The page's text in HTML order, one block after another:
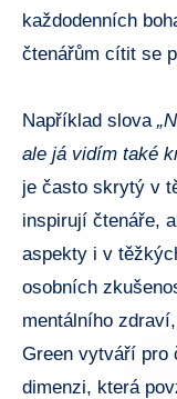
každodenních
čtenářům cítit se
Například slova
ale já vidím také
je často skrytý v
inspirují čtenáře,
aspekty i v
osobních
mentálního
Green vytváří pro
dimenzi, která